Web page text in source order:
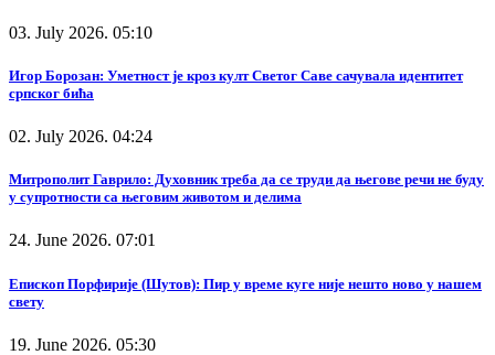
03. July 2026. 05:10
Игор Борозан: Уметност је кроз култ Светог Саве сачувала идентитет
српског бића
02. July 2026. 04:24
Митрополит Гаврило: Духовник треба да се труди да његове речи не буду
у супротности са његовим животом и делима
24. June 2026. 07:01
Епископ Порфирије (Шутов): Пир у време куге није нешто ново у нашем
свету
19. June 2026. 05:30